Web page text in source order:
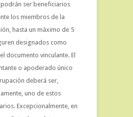
ser beneficiarios
los miembros de la
hasta un máximo de 5
designados como
documento vinculante. El
o apoderado único
deberá ser,
uno de estos
Excepcionalmente, en